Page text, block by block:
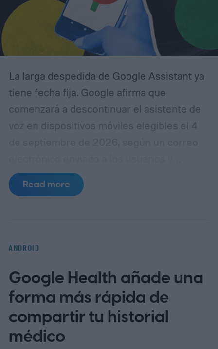
de cobro.
La larga despedida de Google Assistant ya
tiene fecha fija. Google afirma que
comenzará a descontinuar el asistente de
voz en dispositivos móviles elegibles el 4
compartido públicamente en Reddit.
transición puede durar varias semanas, por
Assistant sin opción de volver a la
normalidad.
Read more
ANDROID
Google Health añade una
forma más rápida de
compartir tu historial
médico